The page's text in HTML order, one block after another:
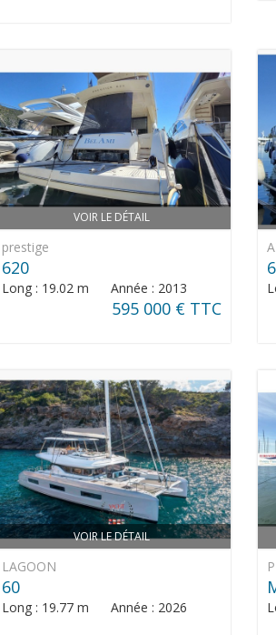
VOIR LE DÉTAIL
prestige
620
Long : 19.02 m Année : 2013
595 000 € TTC
VOIR LE DÉTAIL
LAGOON
60
Long : 19.77 m Année : 2026